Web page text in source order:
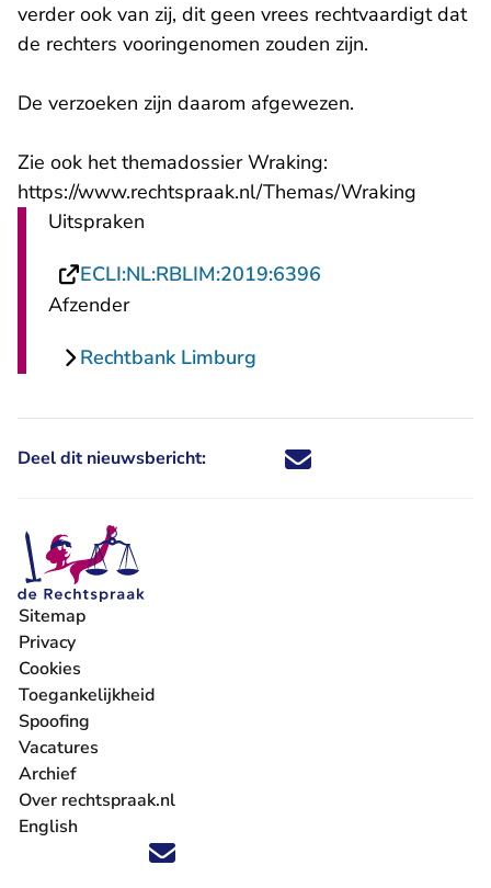
verder ook van zij, dit geen vrees rechtvaardigt dat
de rechters vooringenomen zouden zijn.
De verzoeken zijn daarom afgewezen.
Zie ook het themadossier Wraking:
https://www.rechtspraak.nl/Themas/Wraking
Uitspraken
ECLI:NL:RBLIM:2019:6396
Afzender
Rechtbank Limburg
Deel dit nieuwsbericht: Deel dit nieuwsbericht via X -
Deel dit nieuwsbericht via
Deel dit nieuwsbericht
Deel dit
Volg ons op X (Twitter) - U verlaat Rechtspraak.nl
Volg ons op Facebook - U verlaat Rechtspraak.nl
Volg ons op Instagram - U verlaat Rechtspraak.nl
Volg ons op Youtube - U verlaat Rechtspraak.nl
Volg ons op LinkedIn - U verlaat
'Blijf op de hoogte' nieuwsbrief - U verlaat
Sitemap
Privacy
Cookies
Toegankelijkheid
Spoofing
Vacatures
- U verlaat Rechtspraak.nl
Archief
Over rechtspraak.nl
English